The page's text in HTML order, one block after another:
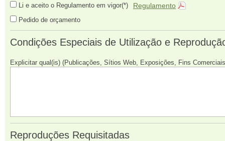
Li e aceito o Regulamento em vigor(*) Regulamento
Pedido de orçamento
Condições Especiais de Utilização e
Explicitar qual(is) (Publicações, Sítios Web, Exposições, Fins
Reproduções Requisitadas